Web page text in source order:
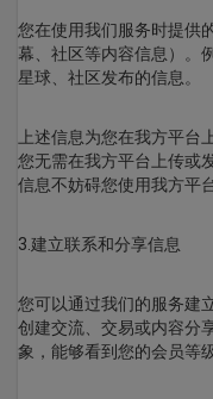
您在使用我们服务时提供
幕、社区等内容信息）。
星球、社区发布的信息。
上述信息为您在我方平台
您无需在我方平台上传或
信息不妨碍您使用我方平
3.建立联系和分享信息
您可以通过我们的服务建
创建交流、交易或内容分
象，能够看到您的会员等